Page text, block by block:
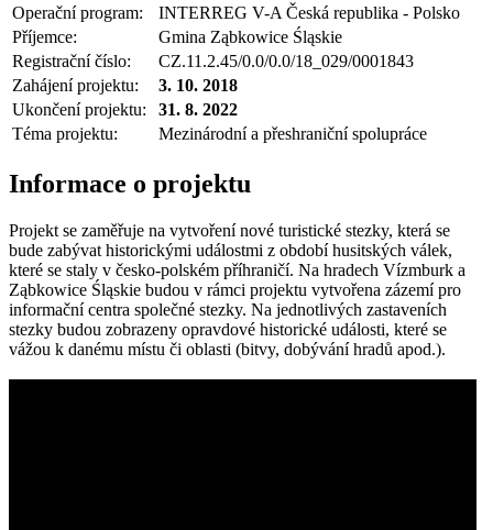
Operační program:
INTERREG V-A Česká republika - Polsko
Příjemce:
Gmina Ząbkowice Śląskie
Registrační číslo:
CZ.11.2.45/0.0/0.0/18_029/0001843
Zahájení projektu:
3. 10. 2018
Ukončení projektu:
31. 8. 2022
Téma projektu:
Mezinárodní a přeshraniční spolupráce
Informace o projektu
Projekt se zaměřuje na vytvoření nové turistické stezky, která se
bude zabývat historickými událostmi z období husitských válek,
které se staly v česko-polském příhraničí. Na hradech Vízmburk a
Ząbkowice Śląskie budou v rámci projektu vytvořena zázemí pro
informační centra společné stezky. Na jednotlivých zastaveních
stezky budou zobrazeny opravdové historické události, které se
vážou k danému místu či oblasti (bitvy, dobývání hradů apod.).